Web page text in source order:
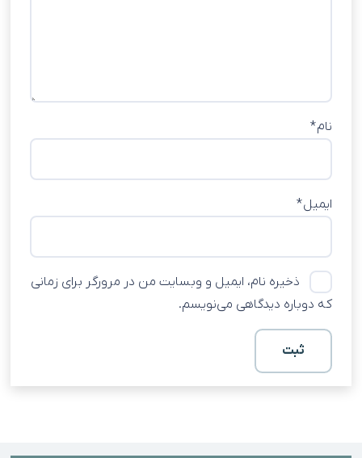
نام*
ایمیل*
ذخیره نام، ایمیل و وبسایت من در مرورگر برای زمانی
که دوباره دیدگاهی می‌نویسم.